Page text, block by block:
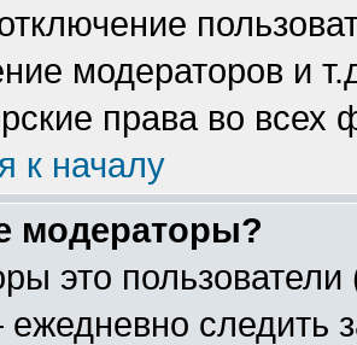
модераторов и
права во всех
к началу
модераторы?
это
следить